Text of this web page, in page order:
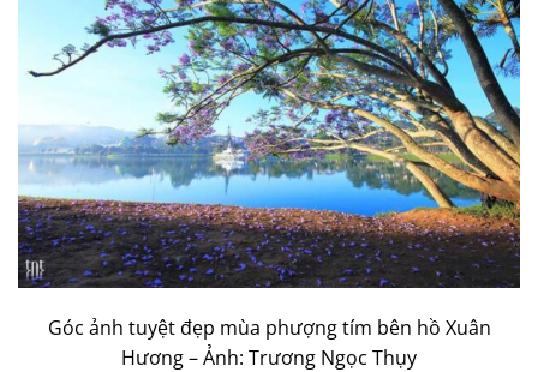
Góc ảnh tuyệt đẹp mùa phượng tím bên hồ Xuân
Hương – Ảnh: Trương Ngọc Thụy